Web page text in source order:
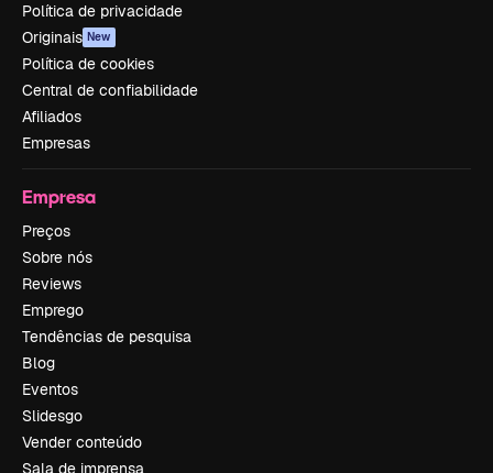
Política de privacidade
Originais New
Política de cookies
Central de confiabilidade
Afiliados
Empresas
Empresa
Preços
Sobre nós
Reviews
Emprego
Tendências de pesquisa
Blog
Eventos
Slidesgo
Vender conteúdo
Sala de imprensa